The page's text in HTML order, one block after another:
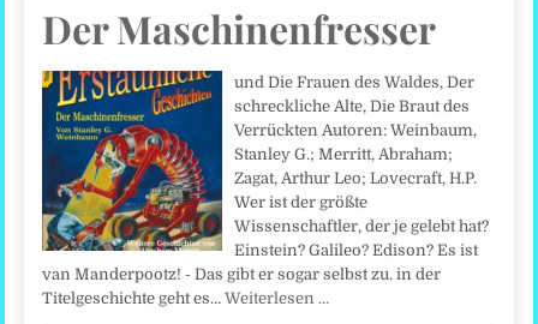
Der Maschinenfresser
und Die Frauen des Waldes, Der
schreckliche Alte, Die Braut des
Verrückten Autoren: Weinbaum,
Stanley G.; Merritt, Abraham;
Zagat, Arthur Leo; Lovecraft, H.P.
Wer ist der größte
Wissenschaftler, der je gelebt hat?
Einstein? Galileo? Edison? Es ist
van Manderpootz! - Das gibt er sogar selbst zu. in der
Titelgeschichte geht es…Weiterlesen …